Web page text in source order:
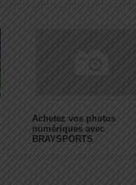
Achetez vos photos
numériques avec
BRAYSPORTS